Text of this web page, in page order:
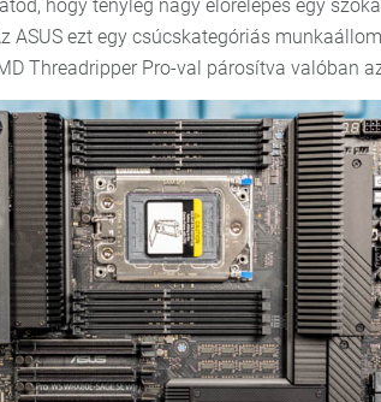
hogy tényleg nagy előrelépés egy
ASUS ezt egy csúcskategóriás
Threadripper Pro-val párosítva valóban